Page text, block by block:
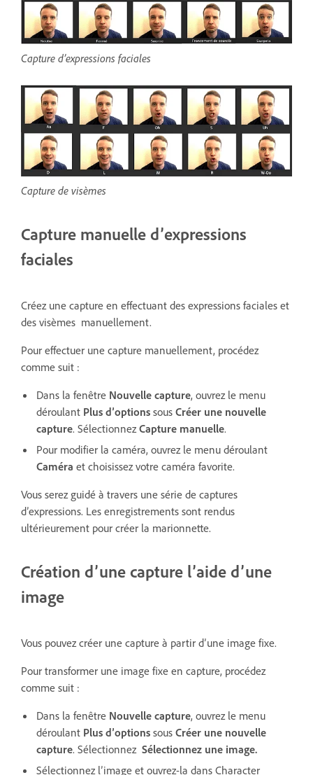
Capture d’expressions faciales
Capture de visèmes
Capture manuelle d’expressions
faciales
Créez une capture en effectuant des expressions faciales et
des visèmes manuellement.
Pour effectuer une capture manuellement, procédez
comme suit :
Dans la fenêtre Nouvelle capture, ouvrez le menu
déroulant Plus d’options sous Créer une nouvelle
capture. SélectionnezCapture manuelle.
Pour modifier la caméra, ouvrez le menu déroulant
Caméra et choisissez votre caméra favorite.
Vous serez guidé à travers une série de captures
d’expressions. Les enregistrements sont rendus
ultérieurement pour créer la marionnette.
Création d’une capture l’aide d’une
image
Vous pouvez créer une capture à partir d’une image fixe.
Pour transformer une image fixe en capture, procédez
comme suit :
Dans la fenêtre Nouvelle capture, ouvrez le menu
déroulant Plus d’options sous Créer une nouvelle
capture. Sélectionnez Sélectionnez une image.
Sélectionnez l’image et ouvrez-la dans Character